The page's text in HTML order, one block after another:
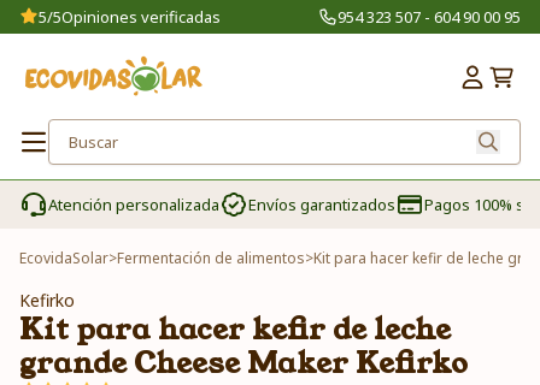
5/5Opiniones verificadas 954 323 507 - 604 90 00 95
Atención personalizada Envíos garantizados Pagos 100%
EcovidaSolar>Fermentación de alimentos>Kit para hacer kefir de leche
Kefirko
Kit para hacer kefir de leche
grande Cheese Maker Kefirko